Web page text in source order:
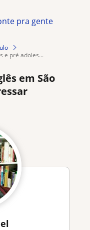
pra gente
e pré adoles...
em São